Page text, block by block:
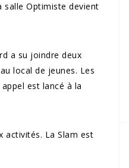
salle Optimiste devient
a su joindre deux
local de jeunes. Les
est lancé à la
activités. La Slam est